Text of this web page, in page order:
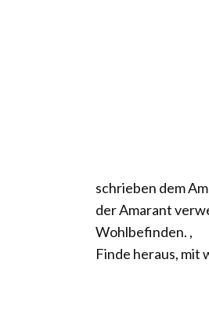
schrieben dem
der Amarant
Wohlbefinden. ,
Finde heraus, mit